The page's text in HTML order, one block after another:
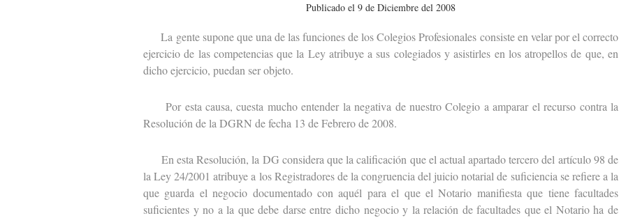
Publicado el 9 de Diciembre del 2008
La gente supone que una de las funciones de los Colegios Profesionales consiste en velar por el correcto
ejercicio de las competencias que la Ley atribuye a sus colegiados y asistirles en los atropellos de que, en
dicho ejercicio, puedan ser objeto.
Por esta causa, cuesta mucho entender la negativa de nuestro Colegio a amparar el recurso contra la
Resolución de la DGRN de fecha 13 de Febrero de 2008.
En esta Resolución, la DG considera que la calificación que el actual apartado tercero del artículo 98 de
la Ley 24/2001 atribuye a los Registradores de la congruencia del juicio notarial de suficiencia se refiere a la
que guarda el negocio documentado con aquél para el que el Notario manifiesta que tiene facultades
suficientes y no a la que debe darse entre dicho negocio y la relación de facultades que el Notario ha de